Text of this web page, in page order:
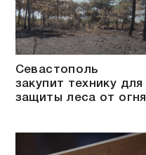
Севастополь
закупит технику для
защиты леса от огня